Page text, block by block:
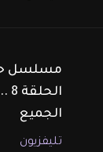
مسلسل
الجميع
تليفزيون